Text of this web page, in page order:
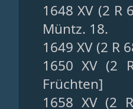
1648 XV (2 R
Müntz. 18.
1649 XV (2 R
1650 XV (2
Früchten]
1658 XV (2